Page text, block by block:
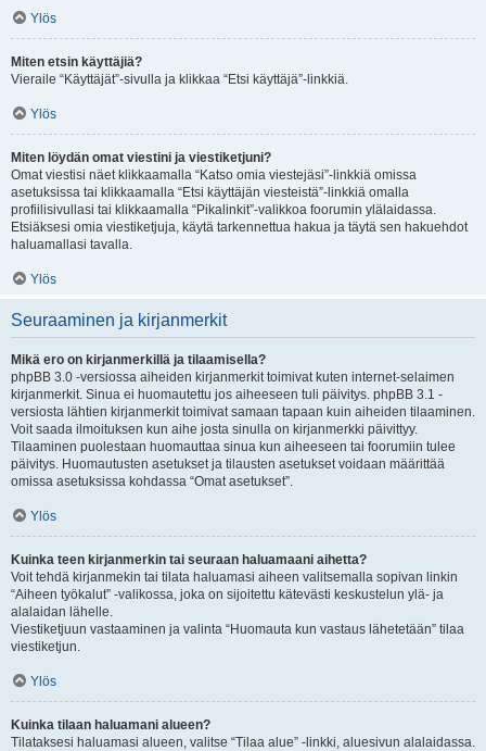
Ylös
Miten etsin käyttäjiä?
Vieraile “Käyttäjät”-sivulla ja klikkaa “Etsi käyttäjä”-linkkiä.
Ylös
Miten löydän omat viestini ja viestiketjuni?
Omat viestisi näet klikkaamalla “Katso omia viestejäsi”-linkkiä omissa
asetuksissa tai klikkaamalla “Etsi käyttäjän viesteistä”-linkkiä omalla
profiilisivullasi tai klikkaamalla “Pikalinkit”-valikkoa foorumin ylälaidassa.
Etsiäksesi omia viestiketjuja, käytä tarkennettua hakua ja täytä sen hakuehdot
haluamallasi tavalla.
Ylös
Seuraaminen ja kirjanmerkit
Mikä ero on kirjanmerkillä ja tilaamisella?
phpBB 3.0 -versiossa aiheiden kirjanmerkit toimivat kuten internet-selaimen
kirjanmerkit. Sinua ei huomautettu jos aiheeseen tuli päivitys. phpBB 3.1 -
versiosta lähtien kirjanmerkit toimivat samaan tapaan kuin aiheiden tilaaminen.
Voit saada ilmoituksen kun aihe josta sinulla on kirjanmerkki päivittyy.
Tilaaminen puolestaan huomauttaa sinua kun aiheeseen tai foorumiin tulee
päivitys. Huomautusten asetukset ja tilausten asetukset voidaan määrittää
omissa asetuksissa kohdassa “Omat asetukset”.
Ylös
Kuinka teen kirjanmerkin tai seuraan haluamaani aihetta?
Voit tehdä kirjanmekin tai tilata haluamasi aiheen valitsemalla sopivan linkin
“Aiheen työkalut” -valikossa, joka on sijoitettu kätevästi keskustelun ylä- ja
alalaidan lähelle.
Viestiketjuun vastaaminen ja valinta “Huomauta kun vastaus lähetetään” tilaa
viestiketjun.
Ylös
Kuinka tilaan haluamani alueen?
Tilataksesi haluamasi alueen, valitse “Tilaa alue” -linkki, aluesivun alalaidassa.